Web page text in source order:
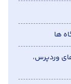
ها
وردپرس،